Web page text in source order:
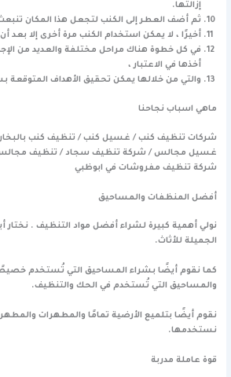
إزالتها.
ثم أضف العطر إلى الكنب لتجعل هذا المكان
أخيرًا ، لا يمكن استخدام الكنب مرة أخرى إلا بعد
في كل خطوة هناك مراحل مختلفة والعديد من
أخذها في الاعتبار ،
والتي من خلالها يمكن تحقيق الأهداف المتوقعة
ماهي اسباب نجاحنا
شركات تنظيف كنب / غسيل كنب / تنظيف كنب
غسيل مجالس / شركة تنظيف سجاد / تنظيف مجالس
شركة تنظيف مفروشات في ابوظبي
أفضل المنظفات والمساحيق
نولي أهمية كبيرة لشراء أفضل مواد التنظيف . نختار
الجميلة للأثاث.
كما نقوم أيضًا بشراء المساحيق التي تُستخدم خصيصًا
والمساحيق التي تُستخدم في الحك والتنظيف.
نقوم أيضًا بتلميع الأرضية تمامًا والمطهرات
نستخدمها.
قوة عاملة مدربة